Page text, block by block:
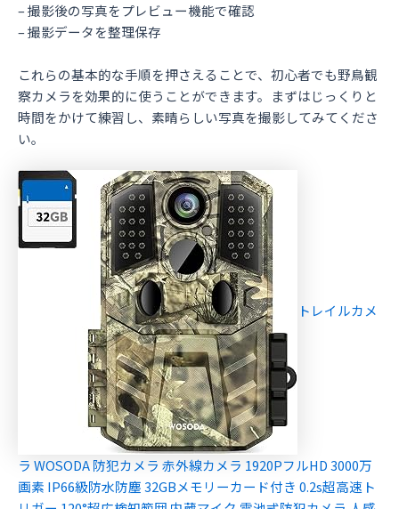
– 撮影後の写真をプレビュー機能で確認
– 撮影データを整理保存
これらの基本的な手順を押さえることで、初心者でも野鳥観
察カメラを効果的に使うことができます。まずはじっくりと
時間をかけて練習し、素晴らしい写真を撮影してみてくださ
い。
トレイルカメ
ラ WOSODA 防犯カメラ 赤外線カメラ 1920PフルHD 3000万
画素 IP66級防水防塵 32GBメモリーカード付き 0.2s超高速ト